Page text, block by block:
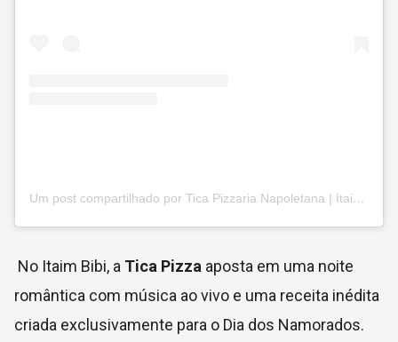
Um post compartilhado por Tica Pizzaria Napoletana | Itaim Bibi (@ticapizza)
No Itaim Bibi, a Tica Pizza aposta em uma noite
romântica com música ao vivo e uma receita inédita
criada exclusivamente para o Dia dos Namorados.